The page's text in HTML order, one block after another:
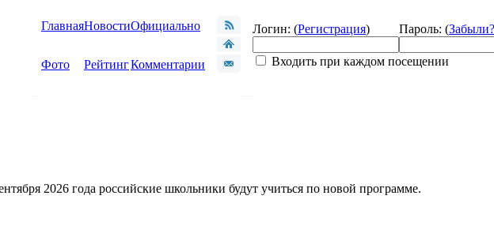
ГлавнаяНовостиОфициально
Фото РейтингКомментарии
Логин: (Регистрация) Пароль: (Забыли?
Входить при каждом посещении
2026 года российские школьники будут учиться по новой программе.